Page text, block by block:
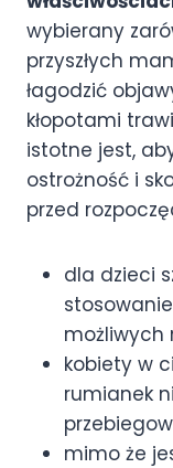
wybierany
przyszłych
łagodzić
kłopotami
istotne jest,
ostrożność i
przed
dla dzieci
możliwych
kobiety w
rumianek
mimo że